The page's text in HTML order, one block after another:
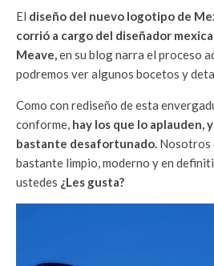
El diseño del nuevo logotipo de
corrió a cargo del diseñador
Meave,en su blog narra el proceso
podremos ver algunos bocetos y
Como con rediseño de esta
conforme, hay los que lo aplauden,
bastante desafortunado. Nosotros
bastante limpio, moderno y en
ustedes ¿Les gusta?